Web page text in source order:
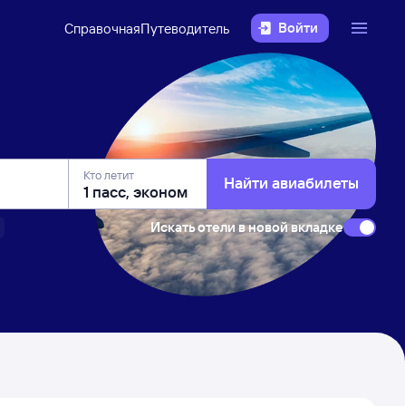
СправочнаяПутеводитель Войти
Кто летит Найти авиабилеты
Искать отели в новой вкладке